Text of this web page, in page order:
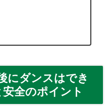
にダンスはでき
全のポイント